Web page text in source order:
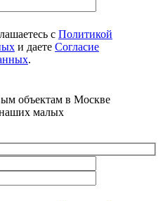
с Политикой
и даете Согласие
.
объектам в Москве
наших малых